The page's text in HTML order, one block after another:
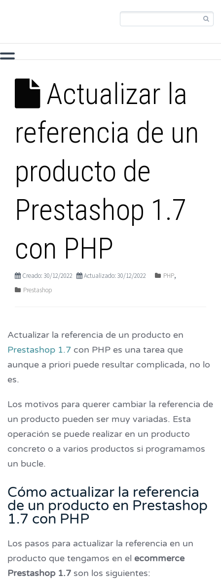
Actualizar la
referencia de un
producto de
Prestashop 1.7
con PHP
Creado: 30/12/2022 Actualizado: 30/12/2022 PHP,
Prestashop
Actualizar la referencia de un producto en
Prestashop 1.7 con PHP es una tarea que
aunque a priori puede resultar complicada, no lo
es.
Los motivos para querer cambiar la referencia de
un producto pueden ser muy variadas. Esta
operación se puede realizar en un producto
concreto o a varios productos si programamos
un bucle.
Cómo actualizar la referencia
de un producto en Prestashop
1.7 con PHP
Los pasos para actualizar la referencia en un
producto que tengamos en el ecommerce
Prestashop 1.7 son los siguientes: